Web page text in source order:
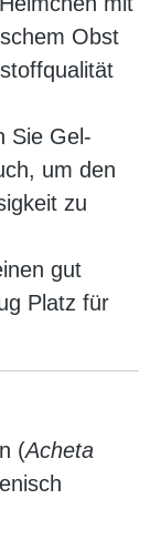
Obst
Sie Gel-
um den
zu
gut
Platz für
(Acheta